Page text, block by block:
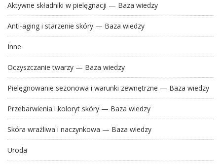
Aktywne składniki w pielęgnacji — Baza wiedzy
Anti-aging i starzenie skóry — Baza wiedzy
Inne
Oczyszczanie twarzy — Baza wiedzy
Pielęgnowanie sezonowa i warunki zewnętrzne — Baza wiedzy
Przebarwienia i koloryt skóry — Baza wiedzy
Skóra wrażliwa i naczynkowa — Baza wiedzy
Uroda